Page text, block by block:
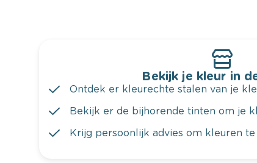
Bekijk je kleur in
Ontdek er kleurechte stalen van je
Bekijk er de bijhorende tinten om je
Krijg persoonlijk advies om kleuren